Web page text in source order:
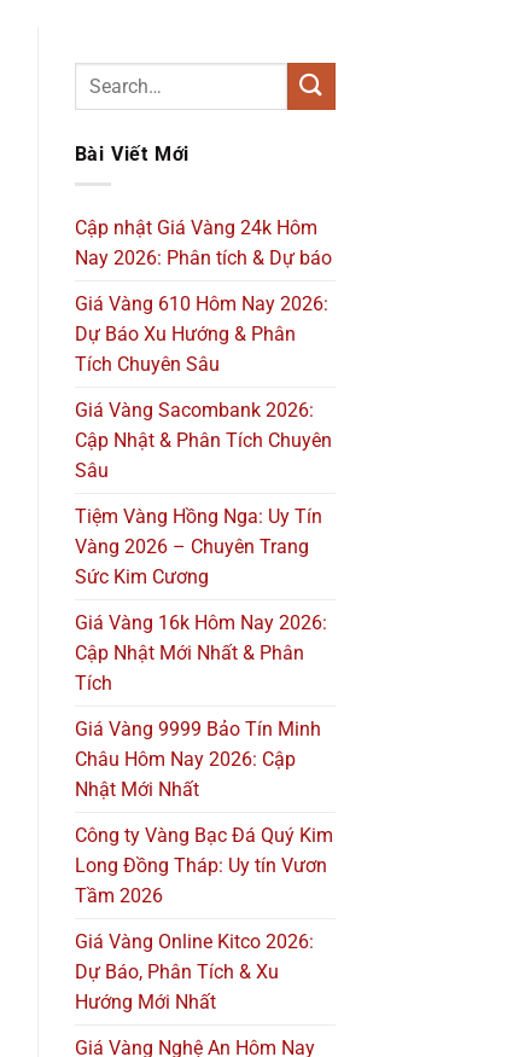
Bài Viết Mới
Cập nhật Giá Vàng 24k Hôm
Nay 2026: Phân tích & Dự báo
Giá Vàng 610 Hôm Nay 2026:
Dự Báo Xu Hướng & Phân
Tích Chuyên Sâu
Giá Vàng Sacombank 2026:
Cập Nhật & Phân Tích Chuyên
Sâu
Tiệm Vàng Hồng Nga: Uy Tín
Vàng 2026 – Chuyên Trang
Sức Kim Cương
Giá Vàng 16k Hôm Nay 2026:
Cập Nhật Mới Nhất & Phân
Tích
Giá Vàng 9999 Bảo Tín Minh
Châu Hôm Nay 2026: Cập
Nhật Mới Nhất
Công ty Vàng Bạc Đá Quý Kim
Long Đồng Tháp: Uy tín Vươn
Tầm 2026
Giá Vàng Online Kitco 2026:
Dự Báo, Phân Tích & Xu
Hướng Mới Nhất
Giá Vàng Nghệ An Hôm Nay